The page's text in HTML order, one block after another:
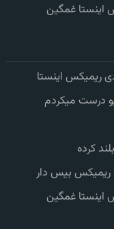
اینستا غمگین
ریمیکس اینستا
درست میکردم
کرده
ریمیکس بیس دار
اینستا غمگین